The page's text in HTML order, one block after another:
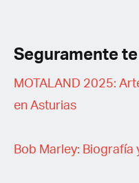
Seguramente
MOTALAND 2025:
en Asturias
Bob Marley: Biografía